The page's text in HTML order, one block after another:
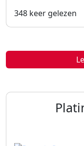
348 keer gelezen